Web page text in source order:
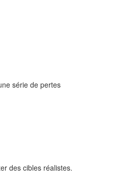
série de pertes
des cibles réalistes.